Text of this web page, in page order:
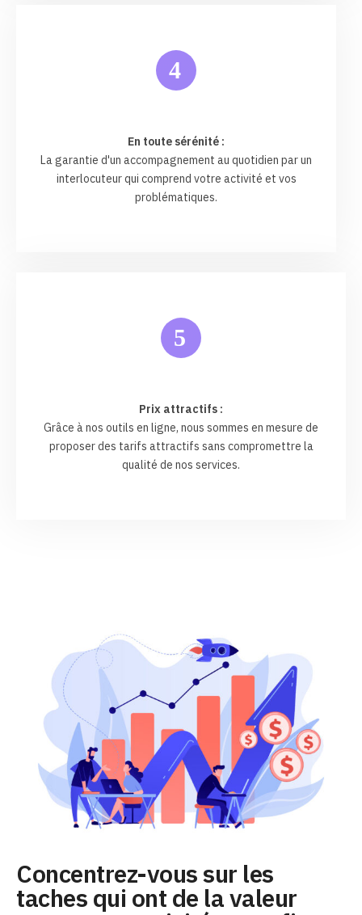
4
En toute sérénité :
La garantie d'un accompagnement au quotidien par un
interlocuteur qui comprend votre activité et vos
problématiques.
5
Prix attractifs :
Grâce à nos outils en ligne, nous sommes en mesure de
proposer des tarifs attractifs sans compromettre la
qualité de nos services.
Concentrez-vous sur les
taches qui ont de la valeur